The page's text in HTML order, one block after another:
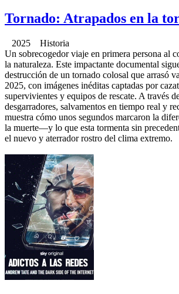
Tornado: Atrapados en la
2025 Historia
Un sobrecogedor viaje en primera persona al
la naturaleza. Este impactante documental
destrucción de un tornado colosal que arrasó
2025, con imágenes inéditas captadas por
supervivientes y equipos de rescate. A través
desgarradores, salvamentos en tiempo real y
muestra cómo unos segundos marcaron la
la muerte—y lo que esta tormenta sin
el nuevo y aterrador rostro del clima extremo.